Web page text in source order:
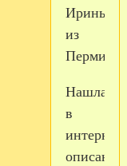
Ирины
из
Перми
Нашла
в
описание,